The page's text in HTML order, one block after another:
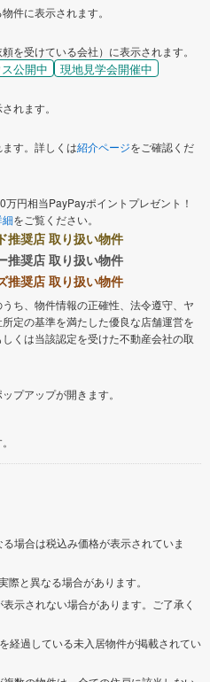
件に表示されます。
を受けている会社）に表示されます。
公開中
現地見学会開催中
れます。
す。詳しくは紹介ページをご確認くだ
万円相当PayPayポイントプレゼント！
をご覧ください。
推奨店 取り扱い物件
推奨店 取り扱い物件
推奨店 取り扱い物件
ち、物件情報の正確性、法令遵守、ヤ
定の基準を満たした優良な店舗運営を
くは当該認定を受けた不動産会社の取
プアップが開きます。
場合は税込み価格が表示されていま
と異なる場合があります。
示されない場合があります。ご了承く
経過している未入居物件が掲載されてい